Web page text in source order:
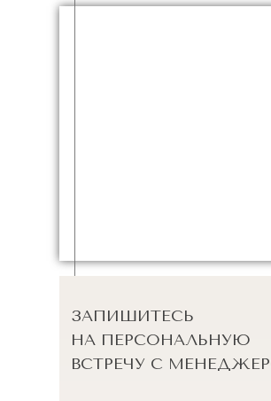
ЗАПИШИТЕСЬ
НА ПЕРСОНАЛЬНУЮ
ВСТРЕЧУ С